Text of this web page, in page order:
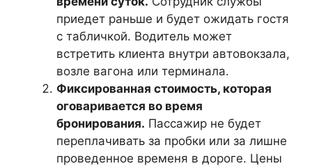
приедет раньше и будет ожидать гостя
с табличкой. Водитель может
встретить клиента внутри автовокзала,
возле вагона или терминала.
Фиксированная стоимость, которая
оговаривается во время
бронирования. Пассажир не будет
переплачивать за пробки или за лишне
проведенное временя в дороге. Цены